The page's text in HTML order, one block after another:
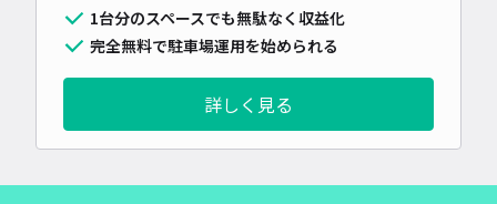
1台分のスペースでも無駄なく収益化
完全無料で駐車場運用を始められる
詳しく見る